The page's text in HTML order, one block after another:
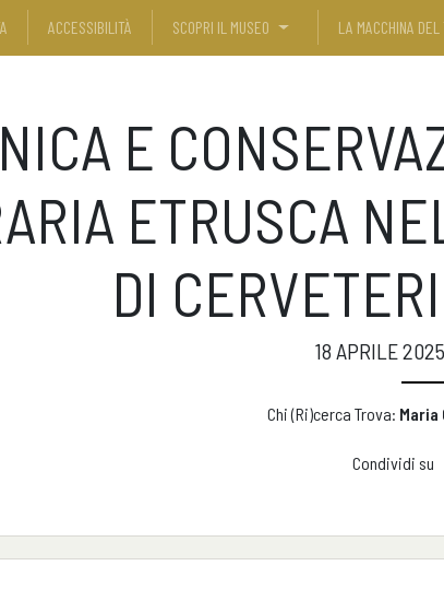
ACCESSIBILITÀ SCOPRI IL MUSEO LA MACCHINA DEL
E
ETRUSCA
DI
18 APRILE
Chi (Ri)cerca Trova:
Condividi su